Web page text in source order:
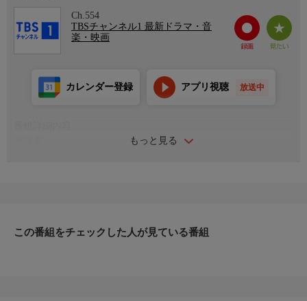
Ch.554
TBSチャンネル1 最新ドラマ・音
楽・映画
もっと見る
カレンダー登録 アプリ視聴 放送中
32弾。内田康夫原作シリーズの中でも人気を誇る本作「天河伝説
この番組をチェックした人が見ている番組